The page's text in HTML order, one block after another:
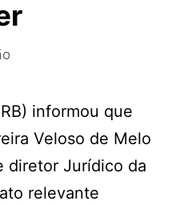
informou que
Veloso de Melo
diretor Jurídico da
relevante